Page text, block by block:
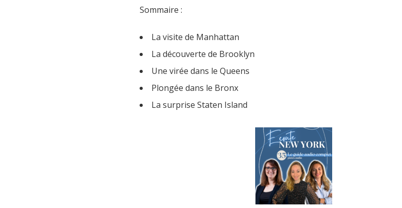
Sommaire :
La visite de Manhattan
La découverte de Brooklyn
Une virée dans le Queens
Plongée dans le Bronx
La surprise Staten Island